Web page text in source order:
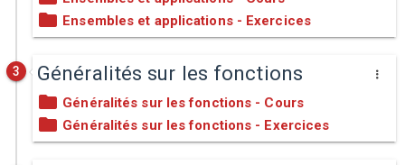
Ensembles et applications - Exercices
3 Généralités sur les fonctions
Généralités sur les fonctions - Cours
Généralités sur les fonctions - Exercices